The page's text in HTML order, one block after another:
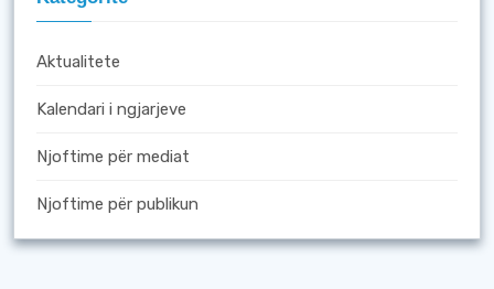
Aktualitete
Kalendari i ngjarjeve
Njoftime për mediat
Njoftime për publikun